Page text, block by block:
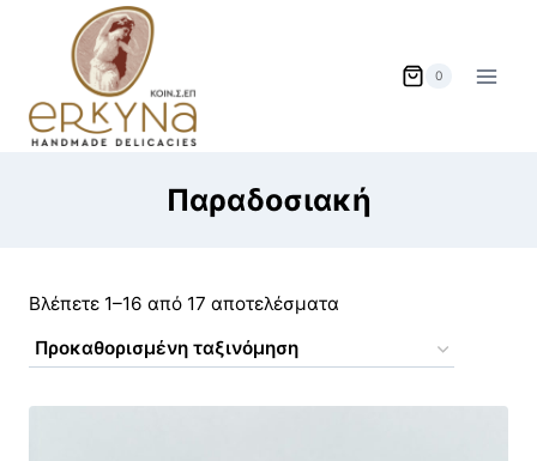
0
Παραδοσιακή
Βλέπετε 1–16 από 17 αποτελέσματα